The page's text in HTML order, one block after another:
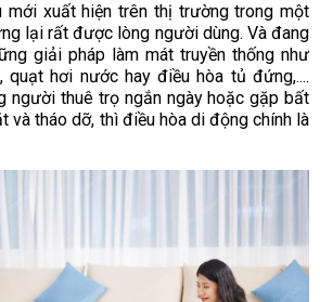
xuất hiện trên thị trường trong một
lại rất được lòng người dùng. Và đang
giải pháp làm mát truyền thống như
quạt hơi nước hay điều hòa tủ đứng,....
người thuê trọ ngắn ngày hoặc gặp bất
và tháo dỡ, thì điều hòa di động chính là